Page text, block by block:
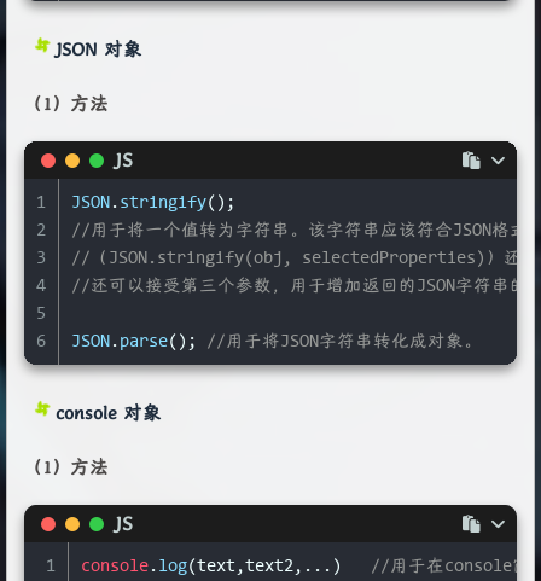
JSON 对象
（1）方法
JS
1
2
3
4
5
6
JSON . stringify();
//用于将一个值转为字符串。该字符串应该符合JSON格式
//（JSON.stringify(obj, selectedProperties)）还可以
//还可以接受第三个参数，用于增加返回的JSON字符串
JSON . parse(); //用于将JSON字符串转化成对象。
console 对象
（1）方法
JS
1
console . log(text,text2,...) //用于在console窗